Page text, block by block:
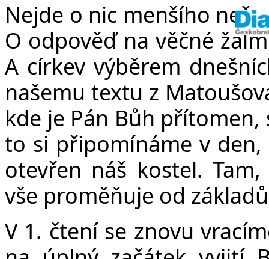
Nejde o nic menšího než
O odpověď na věčné
A církev výběrem
našemu textu z
kde je Pán Bůh
to si připomínáme v
otevřen náš kostel.
vše proměňuje od
V 1. čtení se znovu